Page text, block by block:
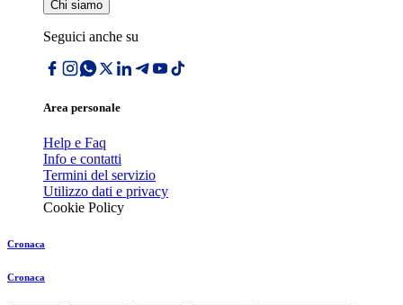
Chi siamo
Seguici anche su
Area personale
Help e Faq
Info e contatti
Termini del servizio
Utilizzo dati e privacy
Cookie Policy
Cronaca
Cronaca